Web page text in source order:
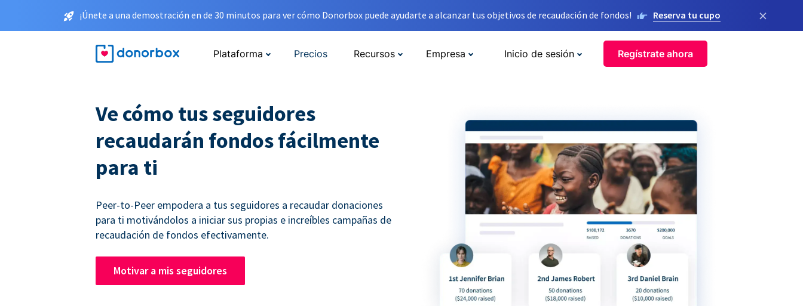
¡Únete a una demostración en de 30 minutos para ver cómo Donorbox puede ayudarte a alcanzar tus objetivos de recaudación de fondos! Reserva tu cupo ×
Plataforma Precios Recursos Empresa Inicio de sesión Regístrate ahora
Ve cómo tus seguidores
recaudarán fondos fácilmente
para ti
Peer-to-Peer empodera a tus seguidores a recaudar donaciones
para ti motivándolos a iniciar sus propias e increíbles campañas de
recaudación de fondos efectivamente.
Motivar a mis seguidores